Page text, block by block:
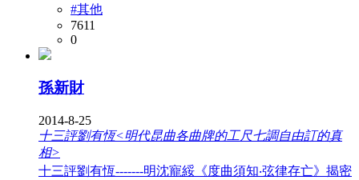
#其他
7611
0
孫新財
2014-8-25
十三評劉有恆<明代昆曲各曲牌的工尺七調自由訂的真
相>
十三評劉有恆-------明沈寵綏《度曲須知‧弦律存亡》揭密